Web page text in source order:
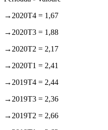
→2020T4 = 1,67
→2020T3 = 1,88
→2020T2 = 2,17
→2020T1 = 2,41
→2019T4 = 2,44
→2019T3 = 2,36
→2019T2 = 2,66